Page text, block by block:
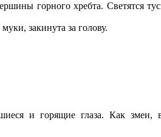
горного хребта. Светятся
закинута за голову.
и горящие глаза. Как змеи,